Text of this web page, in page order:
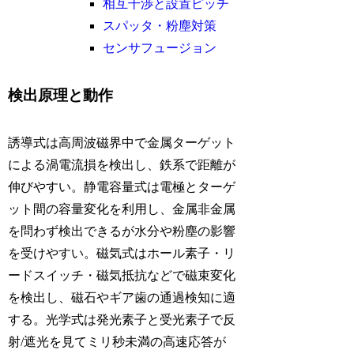
相互干渉と設置ピッチ
スパッタ・粉塵対策
センサフュージョン
検出原理と動作
誘導式は高周波磁界中で金属ターゲット
による渦電流損を検出し、鉄系で距離が
伸びやすい。静電容量式は電極とターゲ
ット間の容量変化を利用し、金属非金属
を問わず検出できるが水分や粉塵の影響
を受けやすい。磁気式はホール素子・リ
ードスイッチ・磁気抵抗などで磁束変化
を検出し、磁石やギア歯の通過検知に適
する。光学式は発光素子と受光素子で反
射/遮光を見てミリ秒未満の高速応答が